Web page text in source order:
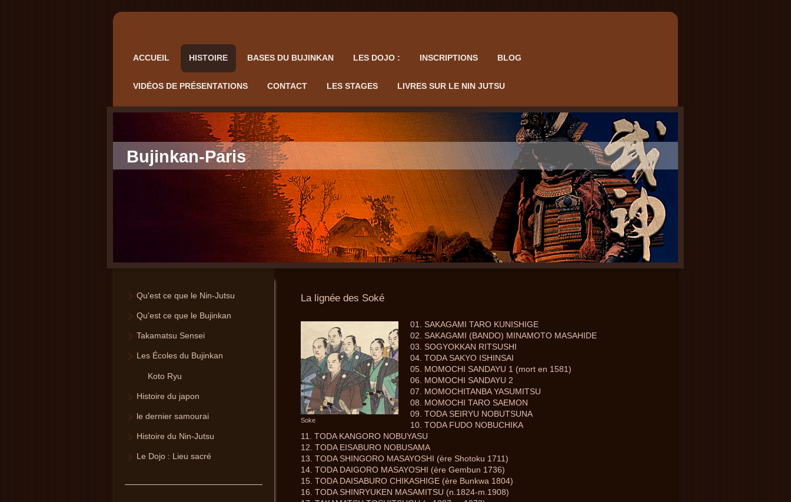
ACCUEIL HISTOIRE BASES DU BUJINKAN LES DOJO : INSCRIPTIONS BLOG
VIDÉOS DE PRÉSENTATIONS CONTACT LES STAGES LIVRES SUR LE NIN JUTSU
Bujinkan-Paris
La lignée des Soké
Soke
01. SAKAGAMI TARO KUNISHIGE
02. SAKAGAMI (BANDO) MINAMOTO MASAHIDE
03. SOGYOKKAN RITSUSHI
04. TODA SAKYO ISHINSAI
05. MOMOCHI SANDAYU 1 (mort en 1581)
06. MOMOCHI SANDAYU 2
07. MOMOCHITANBA YASUMITSU
08. MOMOCHI TARO SAEMON
09. TODA SEIRYU NOBUTSUNA
10. TODA FUDO NOBUCHIKA
11. TODA KANGORO NOBUYASU
12. TODA EISABURO NOBUSAMA
13. TODA SHINGORO MASAYOSHI (ère Shotoku 1711)
14. TODA DAIGORO MASAYOSHI (ère Gembun 1736)
15. TODA DAISABURO CHIKASHIGE (ère Bunkwa 1804)
16. TODA SHINRYUKEN MASAMITSU (n.1824-m.1908)
Qu'est ce que le Nin-Jutsu
Qu'est ce que le Bujinkan
Takamatsu Sensei
Les Écoles du Bujinkan
Koto Ryu
Histoire du japon
le dernier samourai
Histoire du Nin-Jutsu
Le Dojo : Lieu sacré